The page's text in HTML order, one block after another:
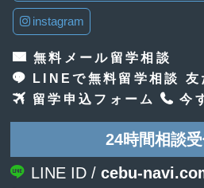
instagram
無料メール留学相談
LINEで無料留学相談 友
留学申込フォーム
今
24時間相談受
LINE ID /cebu-